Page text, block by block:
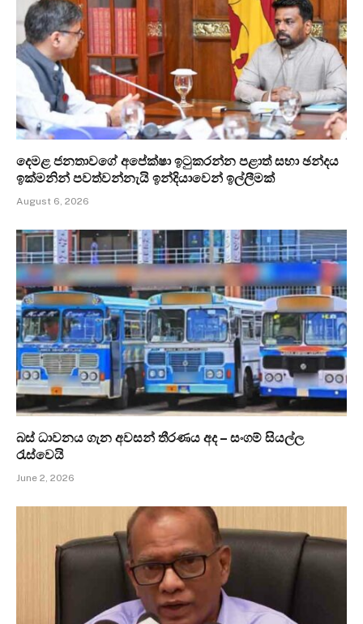
දෙමළ ජනතාවගේ අපේක්ෂා ඉටුකරන්න පළාත් සභා ඡන්දය
ඉක්මනින් පවත්වන්නැයි ඉන්දියාවෙන් ඉල්ලීමක්
August 6, 2026
බස් ධාවනය ගැන අවසන් තීරණය අද – සංගම් සියල්ල
රැස්වෙයි
June 2, 2026